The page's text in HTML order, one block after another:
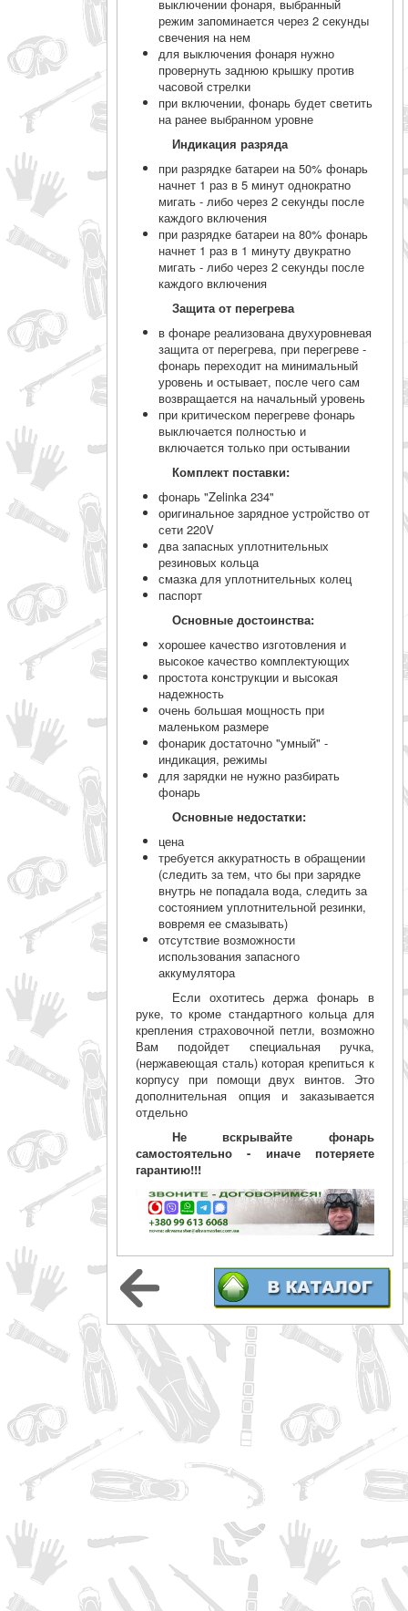
выключении фонаря, выбранный
режим запоминается через 2 секунды
свечения на нем
для выключения фонаря нужно
провернуть заднюю крышку против
часовой стрелки
при включении, фонарь будет светить
на ранее выбранном уровне
Индикация разряда
при разрядке батареи на 50% фонарь
начнет 1 раз в 5 минут однократно
мигать - либо через 2 секунды после
каждого включения
при разрядке батареи на 80% фонарь
начнет 1 раз в 1 минуту двукратно
мигать - либо через 2 секунды после
каждого включения
Защита от перегрева
в фонаре реализована двухуровневая
защита от перегрева, при перегреве -
фонарь переходит на минимальный
уровень и остывает, после чего сам
возвращается на начальный уровень
при критическом перегреве фонарь
выключается полностью и
включается только при остывании
Комплект поставки:
фонарь "Zelinka 234"
оригинальное зарядное устройство от
сети 220V
два запасных уплотнительных
резиновых кольца
смазка для уплотнительных колец
паспорт
Основные достоинства:
хорошее качество изготовления и
высокое качество комплектующих
простота конструкции и высокая
надежность
очень большая мощность при
маленьком размере
фонарик достаточно "умный" -
индикация, режимы
для зарядки не нужно разбирать
фонарь
Основные недостатки:
цена
требуется аккуратность в обращении
(следить за тем, что бы при зарядке
внутрь не попадала вода, следить за
состоянием уплотнительной резинки,
вовремя ее смазывать)
отсутствие возможности
использования запасного
аккумулятора
Если охотитесь держа фонарь в
руке, то кроме стандартного кольца для
крепления страховочной петли, возможно
Вам подойдет специальная ручка,
(нержавеющая сталь) которая крепиться к
корпусу при помощи двух винтов. Это
дополнительная опция и заказывается
отдельно
Не вскрывайте фонарь
самостоятельно - иначе потеряете
гарантию!!!